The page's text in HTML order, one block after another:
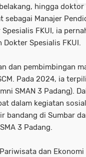
hingga
sebagai Manajer
FKUI, ia
Spesialis FKUI.
dan pembimbingan
Pada 2024, ia
SMAN 3 Padang).
dalam kegiatan
bandang di Sumbar
3 Padang.
dan Ekonomi